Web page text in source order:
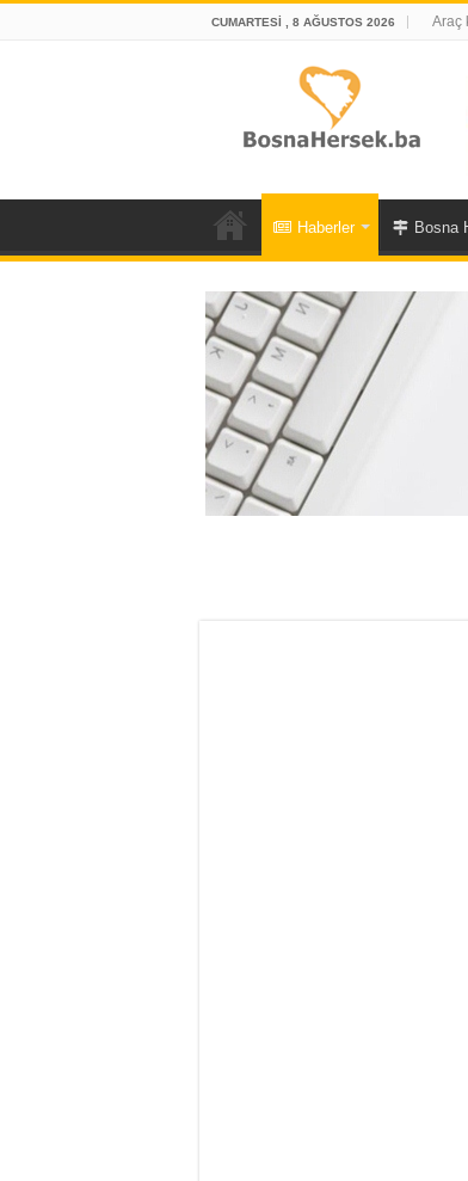
CUMARTESI , 8 AĞUSTOS 2026 Araç
Haberler Bosna